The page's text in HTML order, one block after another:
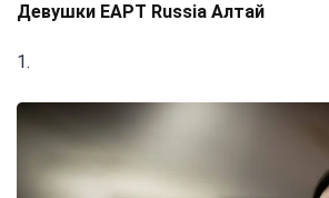
Девушки EAPT Russia Алтай
1.